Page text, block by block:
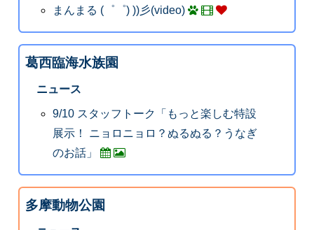
まんまる (゜゜) ))彡(video)
葛西臨海水族園
ニュース
9/10 スタッフトーク「もっと楽しむ特設
展示！ ニョロニョロ？ぬるぬる？うなぎ
のお話」
多摩動物公園